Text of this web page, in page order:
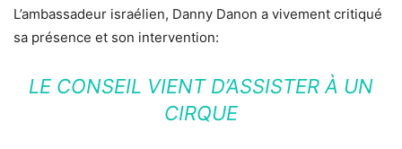
L’ambassadeur israélien, Danny Danon a vivement critiqué
sa présence et son intervention:
LE CONSEIL VIENT D’ASSISTER À UN
CIRQUE